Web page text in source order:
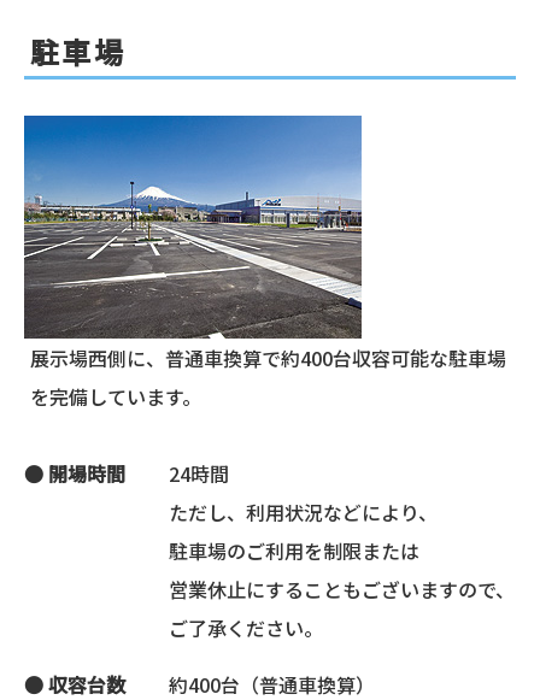
駐車場
展示場西側に、普通車換算で約400台収容可能な駐車場
を完備しています。
● 開場時間
24時間
ただし、 利用状況などにより、
駐車場のご利用を制限または
営業休止にすることもございますので、
ご了承ください。
● 収容台数
約400台（普通車換算）